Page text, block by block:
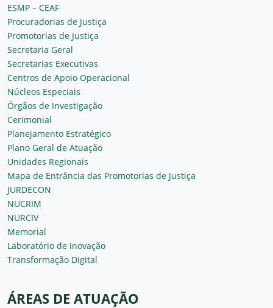
ESMP – CEAF
Procuradorias de Justiça
Promotorias de Justiça
Secretaria Geral
Secretarias Executivas
Centros de Apoio Operacional
Núcleos Especiais
Órgãos de Investigação
Cerimonial
Planejamento Estratégico
Plano Geral de Atuação
Unidades Regionais
Mapa de Entrância das Promotorias de Justiça
JURDECON
NUCRIM
NURCIV
Memorial
Laboratório de Inovação
Transformação Digital
ÁREAS DE ATUAÇÃO